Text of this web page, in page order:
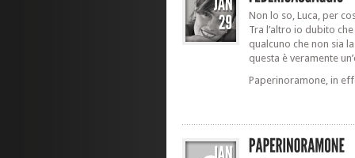
Non lo so, Luca, per
Tra l’altro io dubito
qualcuno che non sia
questa è veramente
Paperinoramone, in